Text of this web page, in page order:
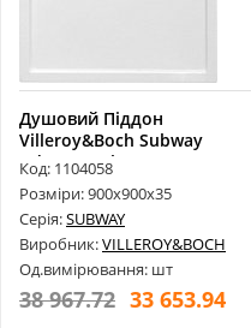
Душовий Піддон
Villeroy&Boch Subway
Uda0935Sub1V-01 ...
Код: 1104058
Розміри: 900х900х35
Серія:SUBWAY
Виробник:VILLEROY&BOCH
Од.вимірювання: шт
38 967.72 33 653.94